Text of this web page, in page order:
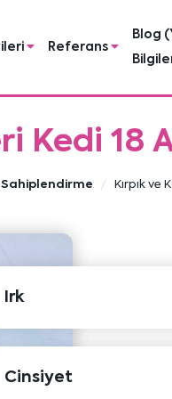
Referans
Blog
Kedi 18
Kırpık ve
Irk
Cinsiyet